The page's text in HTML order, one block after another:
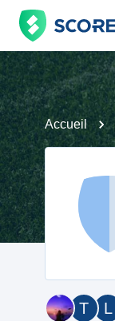
Accueil
L
T